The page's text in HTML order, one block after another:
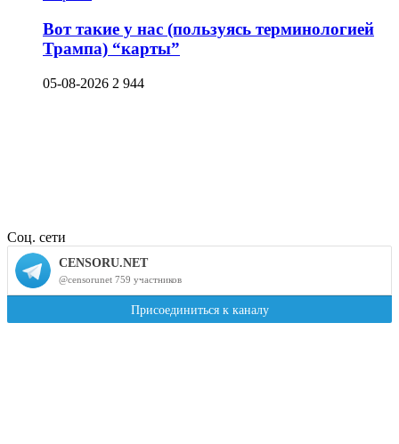
Вот такие у нас (пользуясь терминологией
Трампа) “карты”
05-08-2026 2 944
Соц. сети